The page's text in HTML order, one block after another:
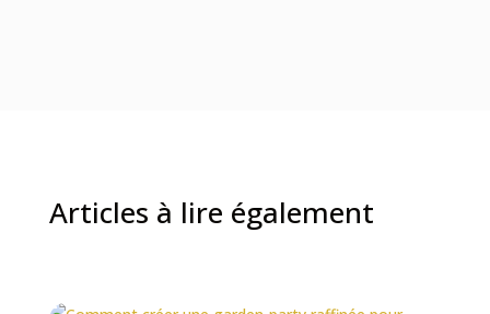
Articles à lire également